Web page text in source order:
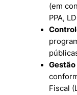
(em
PPA,
Fiscal